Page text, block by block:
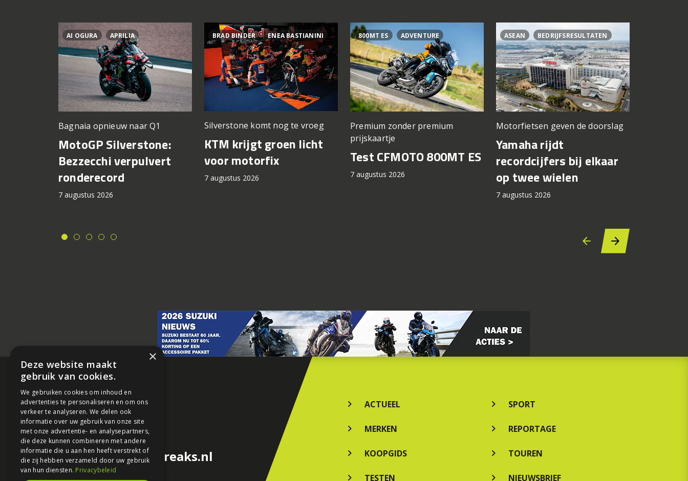
AI OGURA APRILIA
Bagnaia opnieuw naar Q1
MotoGP Silverstone:
Bezzecchi verpulvert
ronderecord
7 augustus 2026
BRAD BINDER ENEA BASTIANINI
Silverstone komt nog te vroeg
KTM krijgt groen licht
voor motorfix
7 augustus 2026
800MT ES ADVENTURE
Premium zonder premium
prijskaartje
Test CFMOTO 800MT ES
7 augustus 2026
ASEAN BEDRIJFSRESULTATEN
Motorfietsen geven de doorslag
Yamaha rijdt
recordcijfers bij elkaar
op twee wielen
7 augustus 2026
redactie@motorfreaks.nl
ACTUEEL
MERKEN
KOOPGIDS
TESTEN
SPORT
REPORTAGE
TOUREN
NIEUWSBRIEF
×
Deze website maakt
gebruik van cookies.
We gebruiken cookies om inhoud en
advertenties te personaliseren en om ons
verkeer te analyseren. We delen ook
informatie over uw gebruik van onze site
met onze advertentie- en analysepartners,
die deze kunnen combineren met andere
informatie die u aan hen heeft verstrekt of
die zij hebben verzameld door uw gebruik
van hun diensten. Privacybeleid